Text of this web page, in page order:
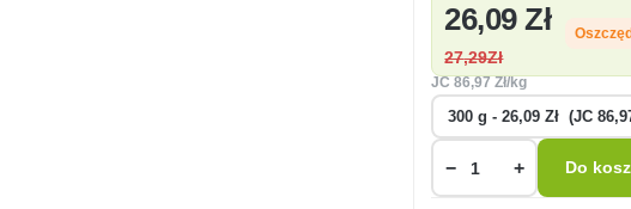
26,09 Zł
27,29Zł
JC86,97 Zł/kg
− + Do